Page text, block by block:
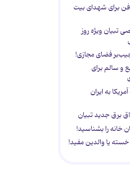
برای شهدای بیت
تبیان ویژه روز
فضای مجازی!
و سالم برای
به ایران
برق جدید تبیان
خانه را بشناسید!
یا والدین مفید!